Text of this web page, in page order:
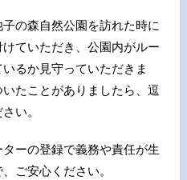
の森自然公園を訪れた時に
ていただき、公園内がルー
るか見守っていただきま
たことがありましたら、逗
い。
ーの登録で義務や責任が生
ご安心ください。